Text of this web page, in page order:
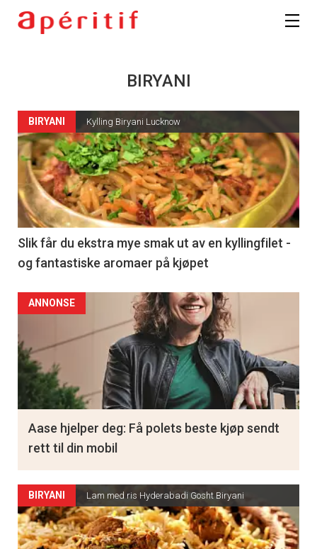
BIRYANI
BIRYANI Kylling Biryani Lucknow
Slik får du ekstra mye smak ut av en kyllingfilet -
og fantastiske aromaer på kjøpet
BIRYANI Lam med ris Hyderabadi Gosht Biryani
ANNONSE
Aase hjelper deg: Få polets beste kjøp sendt
rett til din mobil